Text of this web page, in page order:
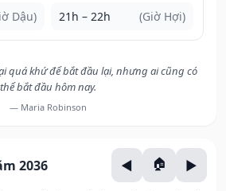
Dậu) 21h – 22h (Giờ Hợi)
quá khứ để bắt đầu lại, nhưng ai cũng có
thể bắt đầu hôm nay.
— Maria Robinson
2036